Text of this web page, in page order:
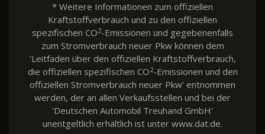
* Weitere Informationen zum offiziellen
Kraftstoffverbrauch und zu den offiziellen
spezifischen CO2-Emissionen und gegebenenfalls
zum Stromverbrauch neuer Pkw können dem
'Leitfaden über den offiziellen Kraftstoffverbrauch,
die offiziellen spezifischen CO2-Emissionen und den
offiziellen Stromverbrauch neuer Pkw' entnommen
werden, der an allen Verkaufsstellen und bei der
'Deutschen Automobil Treuhand GmbH'
unentgeltlich erhältlich ist unter www.dat.de.